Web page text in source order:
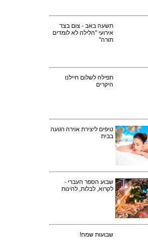
תשעה באב - צום בצד
אירועי "הלילה לא לומדים
תורה"
תפילה לשלום חיילנו
היקרים
טיפים ליצירת אוירה רגועה
בבית
שבוע הספר העברי -
לקרוא, לבלות, להינות
שבועות שמח!